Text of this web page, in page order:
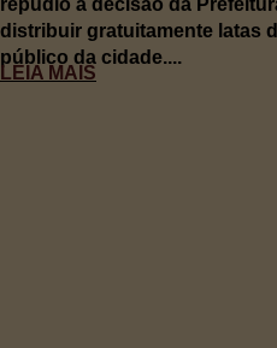
distribuir gratuitamente latas
público da cidade....
LEIA MAIS